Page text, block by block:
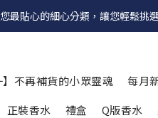
最貼心的細心分類，讓您輕鬆挑
不再補貨的小眾靈魂 每月
正裝香水
禮盒 Q版香水